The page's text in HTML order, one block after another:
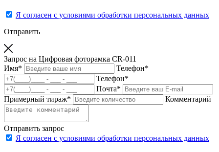
Я согласен с условиями обработки персональных данных
Отправить
Запрос на Цифровая фоторамка CR-011
Имя* Телефон*
Телефон*
Почта*
Примерный тираж* Комментарий
Отправить запрос
Я согласен с условиями обработки персональных данных